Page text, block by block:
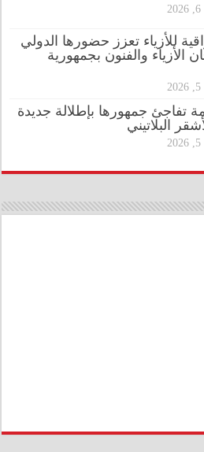
للأزياء تعزز حضورها الدولي
الأزياء والفنون بجمهورية
تفاجئ جمهورها بإطلالة جديدة
البلاتيني